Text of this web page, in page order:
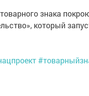
знака
который